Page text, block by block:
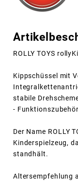
ROLLY TOYS
Kippschüssel mit
stabile
-
Der Name ROLLY
Kinderspielzeug,
standhält.
Altersempfehlung